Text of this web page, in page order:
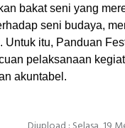
bakat seni yang
seni budaya,
itu, Panduan
pelaksanaan
akuntabel.